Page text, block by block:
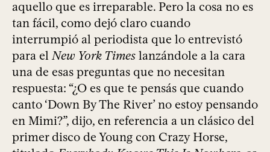
aquello que es irreparable. Pero la cosa no es
tan fácil, como dejó claro cuando
interrumpió al periodista que lo entrevistó
para elNew York Times lanzándole a la cara
una de esas preguntas que no necesitan
respuesta: “¿O es que te pensás que cuando
canto ‘Down By The River’ no estoy pensando
en Mimi?”, dijo, en referencia a un clásico del
primer disco de Young con Crazy Horse,